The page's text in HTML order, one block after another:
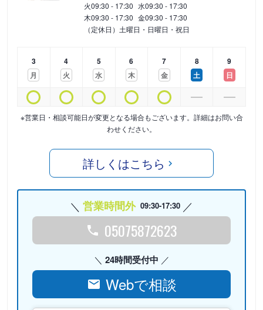
火09:30 - 17:30 水09:30 - 17:30
木09:30 - 17:30 金09:30 - 17:30
（定休日）土曜日・日曜日・祝日
3
月
4
火
5
水
6
木
7
金
8
土
9
日
※営業日・相談可能日が変更となる場合もございます。詳細はお問い合
わせください。
詳しくはこちら
営業時間外 09:30-17:30
05075872623
24時間受付中
Webで相談